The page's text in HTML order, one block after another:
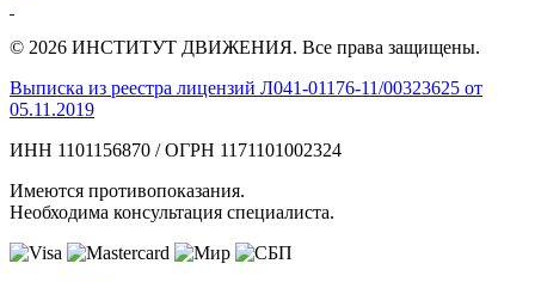
© 2026 ИНСТИТУТ ДВИЖЕНИЯ. Все права защищены.
Выписка из реестра лицензий Л041-01176-11/00323625 от
05.11.2019
ИНН 1101156870 / ОГРН 1171101002324
Имеются противопоказания.
Необходима консультация специалиста.